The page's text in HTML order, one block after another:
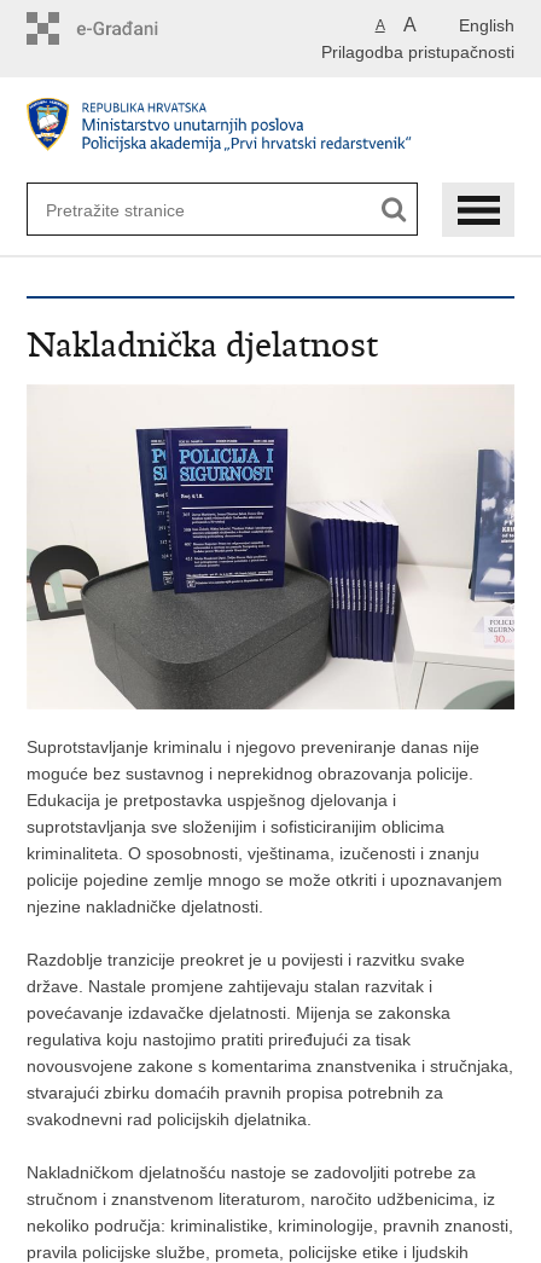
English
A A
Prilagodba pristupačnosti
Nakladnička djelatnost
Suprotstavljanje kriminalu i njegovo preveniranje danas nije
moguće bez sustavnog i neprekidnog obrazovanja policije.
Edukacija je pretpostavka uspješnog djelovanja i
suprotstavljanja sve složenijim i sofisticiranijim oblicima
kriminaliteta. O sposobnosti, vještinama, izučenosti i znanju
policije pojedine zemlje mnogo se može otkriti i upoznavanjem
njezine nakladničke djelatnosti.
Razdoblje tranzicije preokret je u povijesti i razvitku svake
države. Nastale promjene zahtijevaju stalan razvitak i
povećavanje izdavačke djelatnosti. Mijenja se zakonska
regulativa koju nastojimo pratiti priređujući za tisak
novousvojene zakone s komentarima znanstvenika i stručnjaka,
stvarajući zbirku domaćih pravnih propisa potrebnih za
svakodnevni rad policijskih djelatnika.
Nakladničkom djelatnošću nastoje se zadovoljiti potrebe za
stručnom i znanstvenom literaturom, naročito udžbenicima, iz
nekoliko područja: kriminalistike, kriminologije, pravnih znanosti,
pravila policijske službe, prometa, policijske etike i ljudskih